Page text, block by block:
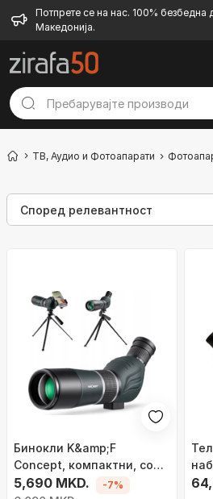
Потпрете се на нас. 100% безбедна
Македонија.
ТВ, Аудио и Фотоапарати
Бинокли K&amp;F
Concept, компактни, со
издржливо куќиште, црни
5,690 MKD. -7%